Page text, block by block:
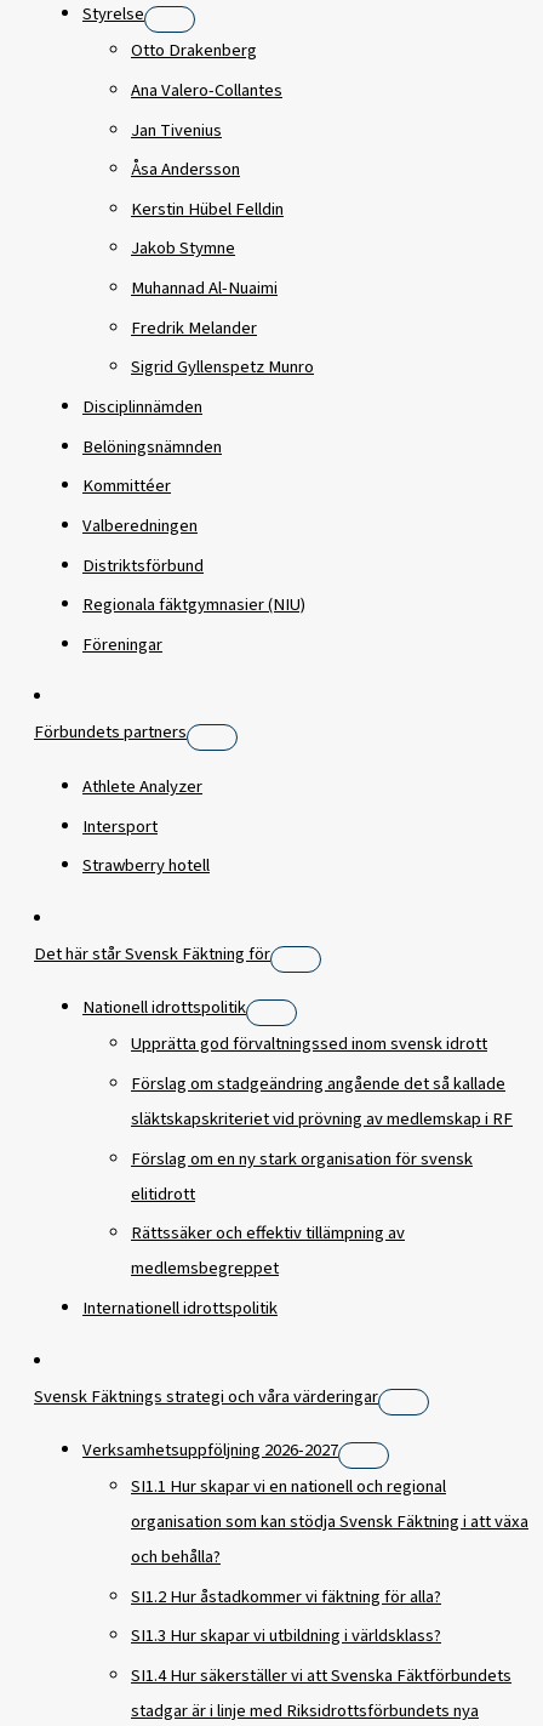
Styrelse
Otto Drakenberg
Ana Valero-Collantes
Jan Tivenius
Åsa Andersson
Kerstin Hübel Felldin
Jakob Stymne
Muhannad Al-Nuaimi
Fredrik Melander
Sigrid Gyllenspetz Munro
Disciplinnämden
Belöningsnämnden
Kommittéer
Valberedningen
Distriktsförbund
Regionala fäktgymnasier (NIU)
Föreningar
Förbundets partners
Athlete Analyzer
Intersport
Strawberry hotell
Det här står Svensk Fäktning för
Nationell idrottspolitik
Upprätta god förvaltningssed inom svensk idrott
Förslag om stadgeändring angående det så kallade
släktskapskriteriet vid prövning av medlemskap i RF
Förslag om en ny stark organisation för svensk
elitidrott
Rättssäker och effektiv tillämpning av
medlemsbegreppet
Internationell idrottspolitik
Svensk Fäktnings strategi och våra värderingar
Verksamhetsuppföljning 2026-2027
SI1.1 Hur skapar vi en nationell och regional
organisation som kan stödja Svensk Fäktning i att växa
och behålla?
SI1.2 Hur åstadkommer vi fäktning för alla?
SI1.3 Hur skapar vi utbildning i världsklass?
SI1.4 Hur säkerställer vi att Svenska Fäktförbundets
stadgar är i linje med Riksidrottsförbundets nya